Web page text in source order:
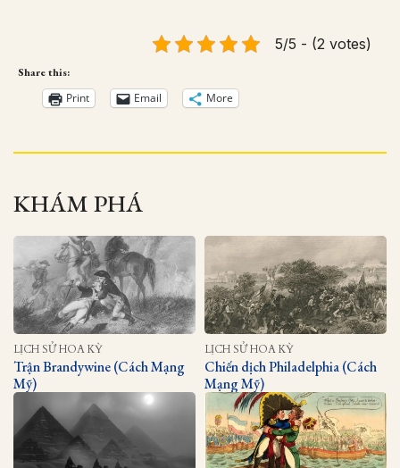
5/5 - (2 votes)
Share this:
Print Email More
KHÁM PHÁ
LỊCH SỬ HOA KỲ
Trận Brandywine (Cách Mạng
Mỹ)
LỊCH SỬ HOA KỲ
Chiến dịch Philadelphia (Cách
Mạng Mỹ)